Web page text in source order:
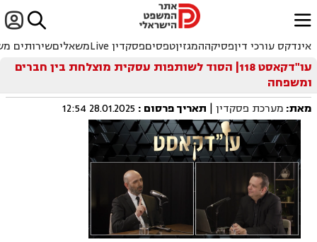

ﱐ
אינדקס עורכי דיןפסיקההמגזיןטפסיםפסקדין Live משאליםשירותים
עו"דקאסט 118| הסוד לשותפות עסקית מוצלחת בין חברים
ומשפחה
מאת: מערכת פסקדין | תאריך פרסום :
28.01.2025 12:54